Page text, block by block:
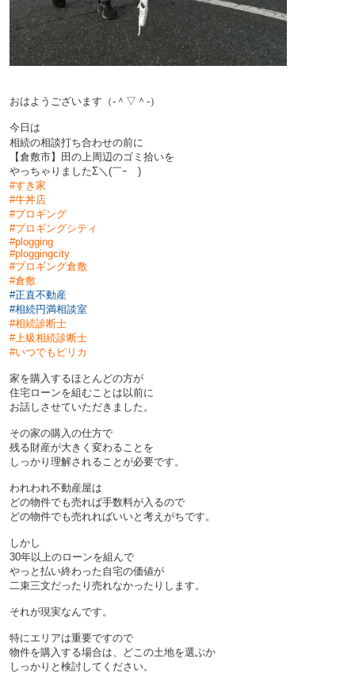
おはようございます（‐＾▽＾‐）
今日は
相続の相談打ち合わせの前に
【倉敷市】田の上周辺のゴミ拾いを
やっちゃりましたΣ＼(￣ｰ￣)
#すき家
#牛丼店
#プロギング
#プロギングシティ
#plogging
#ploggingcity
#プロギング倉敷
#倉敷
#正直不動産
#相続円満相談室
#相続診断士
#上級相続診断士
#いつでもピリカ
家を購入するほとんどの方が
住宅ローンを組むことは以前に
お話しさせていただきました。
その家の購入の仕方で
残る財産が大きく変わることを
しっかり理解されることが必要です。
われわれ不動産屋は
どの物件でも売れば手数料が入るので
どの物件でも売れればいいと考えがちです。
しかし
30年以上のローンを組んで
やっと払い終わった自宅の価値が
二束三文だったり売れなかったりします。
それが現実なんです。
特にエリアは重要ですので
物件を購入する場合は、どこの土地を選ぶか
しっかりと検討してください。